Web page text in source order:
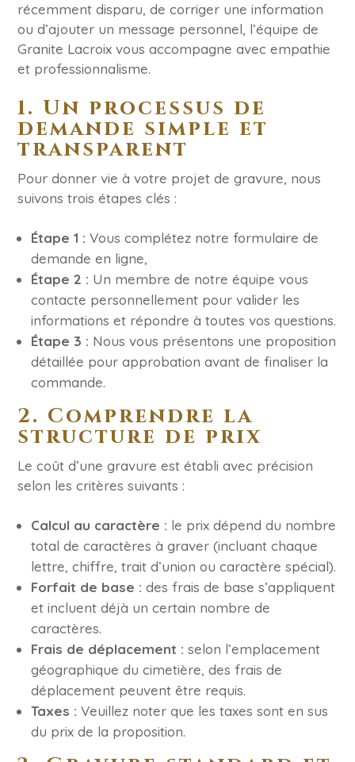
récemment disparu, de corriger une information
ou d’ajouter un message personnel, l’équipe de
Granite Lacroix vous accompagne avec empathie
et professionnalisme.
1. Un processus de
demande simple et
transparent
Pour donner vie à votre projet de gravure, nous
suivons trois étapes clés :
Étape 1 : Vous complétez notre formulaire de
demande en ligne,
Étape 2 : Un membre de notre équipe vous
contacte personnellement pour valider les
informations et répondre à toutes vos questions.
Étape 3 : Nous vous présentons une proposition
détaillée pour approbation avant de finaliser la
commande.
2. Comprendre la
structure de prix
Le coût d’une gravure est établi avec précision
selon les critères suivants :
Calcul au caractère : le prix dépend du nombre
total de caractères à graver (incluant chaque
lettre, chiffre, trait d’union ou caractère spécial).
Forfait de base : des frais de base s’appliquent
et incluent déjà un certain nombre de
caractères.
Frais de déplacement : selon l’emplacement
géographique du cimetière, des frais de
déplacement peuvent être requis.
Taxes : Veuillez noter que les taxes sont en sus
du prix de la proposition.